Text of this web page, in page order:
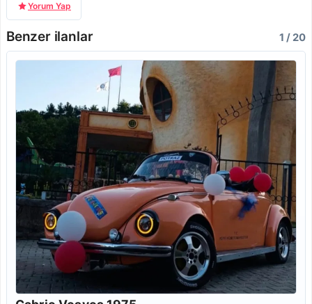
Yorum Yap
Benzer ilanlar 1 / 20